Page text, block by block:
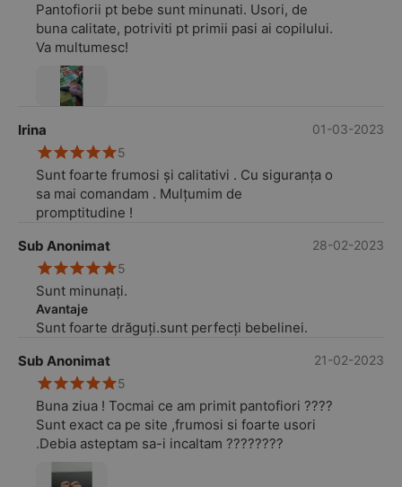
Pantofiorii pt bebe sunt minunati. Usori, de
buna calitate, potriviti pt primii pasi ai copilului.
Va multumesc!
Irina
01-03-2023
5
Sunt foarte frumosi și calitativi . Cu siguranța o
sa mai comandam . Mulțumim de
promptitudine !
Sub Anonimat
28-02-2023
5
Sunt minunați.
Avantaje
Sunt foarte drăguți.sunt perfecți bebelinei.
Sub Anonimat
21-02-2023
5
Buna ziua ! Tocmai ce am primit pantofiori ????
Sunt exact ca pe site ,frumosi si foarte usori
.Debia asteptam sa-i incaltam ????????